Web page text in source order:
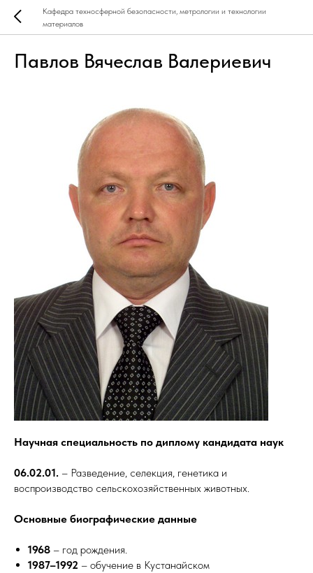
Кафедра техносферной безопасности, метрологии и технологии
материалов
Павлов Вячеслав Валериевич
Научная специальность по диплому кандидата наук
06.02.01. – Разведение, селекция, генетика и
воспроизводство сельскохозяйственных животных.
Основные биографические данные
1968 – год рождения.
1987–1992 – обучение в Кустанайском